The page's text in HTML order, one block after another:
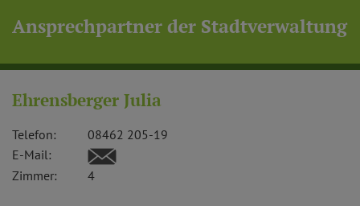
Ansprechpartner der Stadtverwaltung
Ehrensberger Julia
Telefon:
08462 205-19
E-Mail:
Zimmer:
4